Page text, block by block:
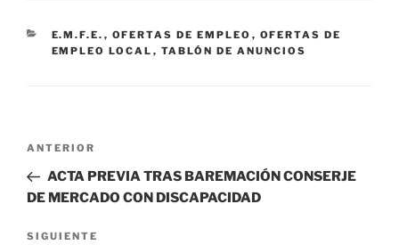
CATEGORÍAS
E.M.F.E. , OFERTAS DE EMPLEO , OFERTAS DE
EMPLEO LOCAL , TABLÓN DE ANUNCIOS
Navegación
entradas
Entrada
anterior:
ANTERIOR
ACTA PREVIA TRAS BAREMACIÓN CONSERJE
DE MERCADO CON DISCAPACIDAD
Siguiente
SIGUIENTE